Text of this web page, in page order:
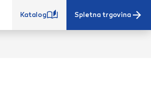
Katalog Spletna trgovina